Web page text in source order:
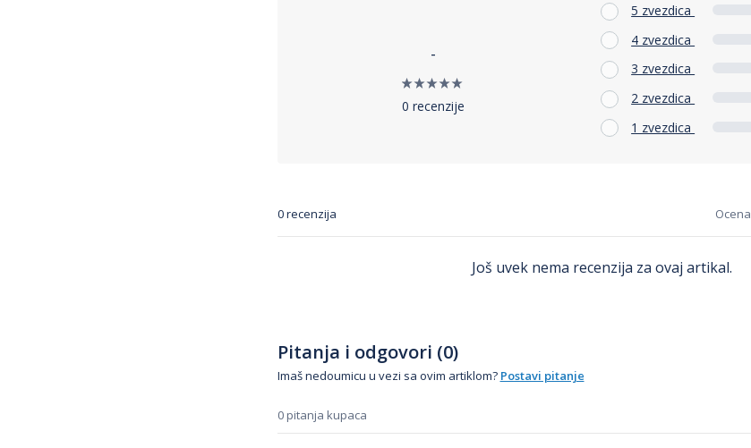
-
0 recenzije
5 zvezdica
4 zvezdica
3 zvezdica
2 zvezdica
1 zvezdica
0 recenzija Ocena
Još uvek nema recenzija za ovaj artikal.
Pitanja i odgovori (0)
Imaš nedoumicu u vezi sa ovim artiklom? Postavi pitanje
0 pitanja kupaca